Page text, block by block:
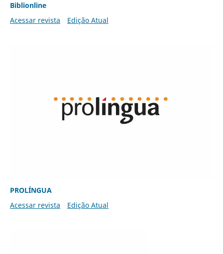
Biblionline
Acessar revista
Edição Atual
PROLÍNGUA
Acessar revista
Edição Atual